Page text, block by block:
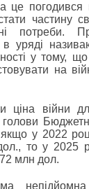
це
частину
потреби.
уряді
у тому,
на
ціна війни
у 2022
то у 2025
млн дол.
непідйомна